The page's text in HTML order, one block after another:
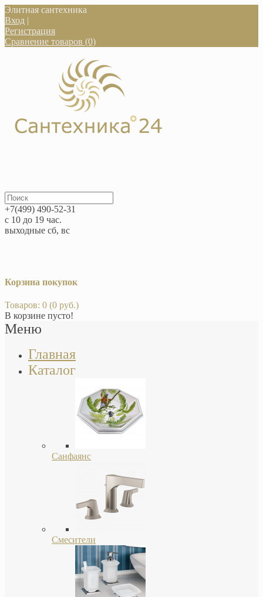
Элитная сантехника
Вход |
Регистрация
Сравнение товаров (0)
+7(499) 490-52-31
с 10 до 19 час.
выходные сб, вс
Корзина покупок
Товаров: 0 (0 руб.)
В корзине пусто!
Меню
Главная
Каталог
Санфаянс
Смесители